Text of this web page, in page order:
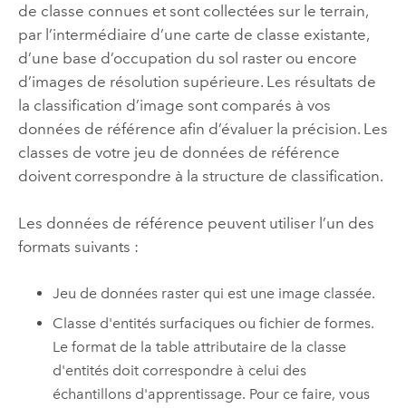
de classe connues et sont collectées sur le terrain,
par l’intermédiaire d’une carte de classe existante,
d’une base d’occupation du sol raster ou encore
d’images de résolution supérieure. Les résultats de
la classification d’image sont comparés à vos
données de référence afin d’évaluer la précision. Les
classes de votre jeu de données de référence
doivent correspondre à la structure de classification.
Les données de référence peuvent utiliser l’un des
formats suivants :
Jeu de données raster qui est une image classée.
Classe d'entités surfaciques ou fichier de formes.
Le format de la table attributaire de la classe
d'entités doit correspondre à celui des
échantillons d'apprentissage. Pour ce faire, vous